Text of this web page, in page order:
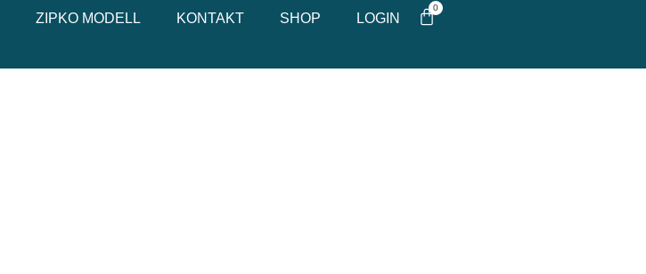
ZIPKO MODELL KONTAKT SHOP LOGIN
0